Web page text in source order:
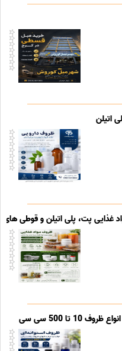
اتیلن
غذایی پت، پلی اتیلن و قوطی های
تا 500 سی سی